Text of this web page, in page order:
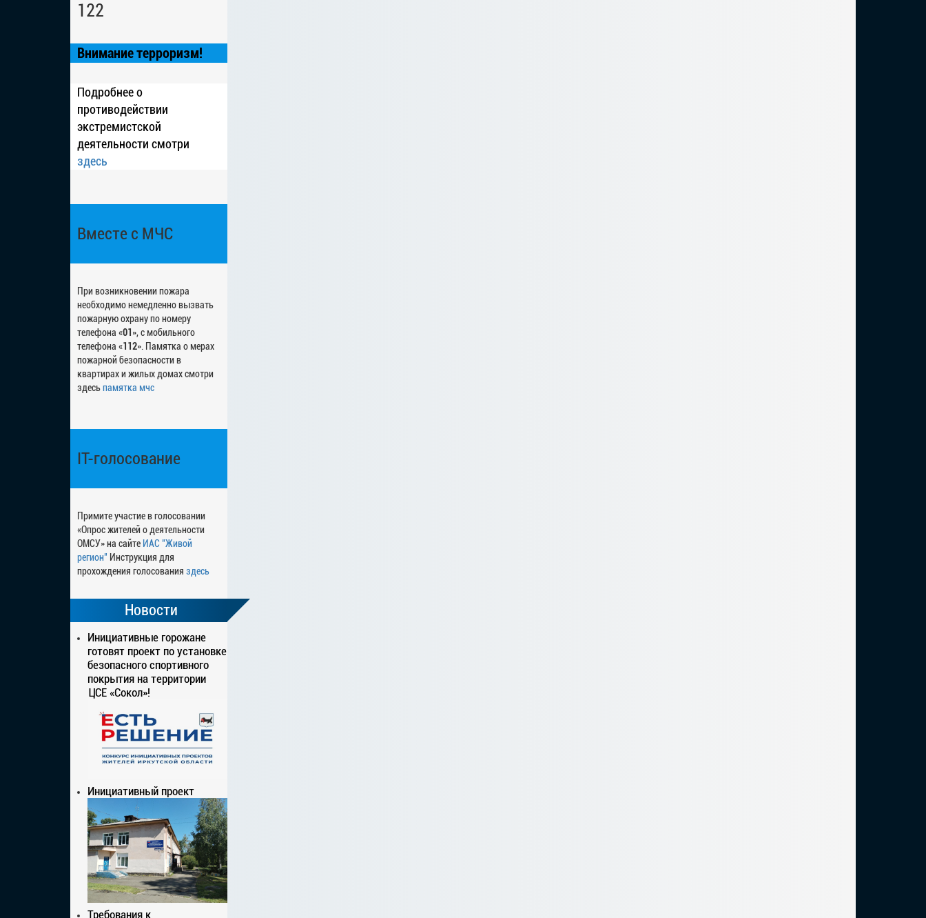
122
Внимание терроризм!
Подробнее о
противодействии
экстремистской
деятельности смотри
здесь
Вместе с МЧС
При возникновении пожара
необходимо немедленно вызвать
пожарную охрану по номеру
телефона «01 », с мобильного
телефона «112». Памятка о мерах
пожарной безопасности в
квартирах и жилых домах смотри
здесьпамятка мчс
IT-голосование
Примите участие в голосовании
«Опрос жителей о деятельности
ОМСУ» на сайте ИАС "Живой
регион" Инструкция для
прохождения голосования здесь
Новости
Инициативные горожане
готовят проект по установке
безопасного спортивного
покрытия на территории
ЦСЕ «Сокол»!
Инициативный проект
Требования к